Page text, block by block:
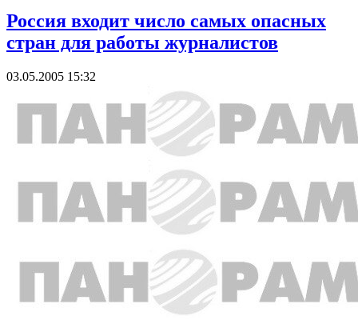
Россия входит число самых опасных
стран для работы журналистов
03.05.2005 15:32